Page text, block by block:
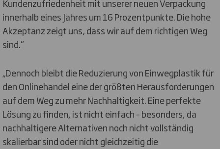
Kundenzufriedenheit mit unserer neuen Verpackung
innerhalb eines Jahres um 16 Prozentpunkte. Die hohe
Akzeptanz zeigt uns, dass wir auf dem richtigen Weg
sind.“
„Dennoch bleibt die Reduzierung von Einwegplastik für
den Onlinehandel eine der größten Herausforderungen
auf dem Weg zu mehr Nachhaltigkeit. Eine perfekte
Lösung zu finden, ist nicht einfach – besonders, da
nachhaltigere Alternativen noch nicht vollständig
skalierbar sind oder nicht gleichzeitig die